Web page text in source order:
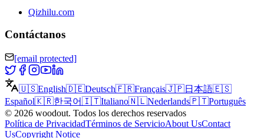
Qizhilu.com
Contáctanos
[email protected]
🇺🇸English🇩🇪Deutsch🇫🇷Français🇯🇵日本語🇪🇸
Español🇰🇷한국어🇮🇹Italiano🇳🇱Nederlands🇵🇹Português
© 2026 woodout. Todos los derechos reservados
Política de PrivacidadTérminos de ServicioAbout UsContact
UsCopyright Notice